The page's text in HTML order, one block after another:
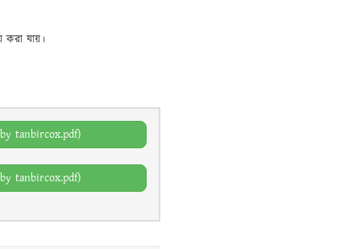
যায়।
tanbircox.pdf)
tanbircox.pdf)